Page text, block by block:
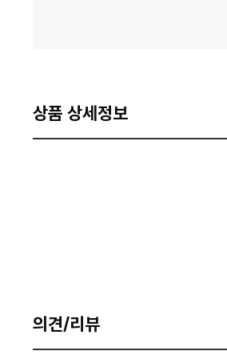
상품 상세정보
의견/리뷰